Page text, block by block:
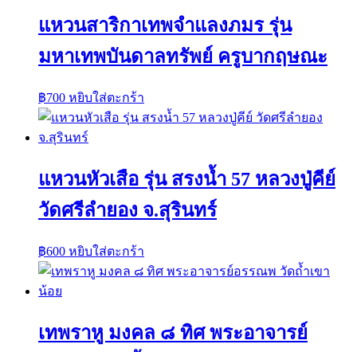
แหวนสาริกาเทพจำแลงภมร รุ่น
มหาเทพบันดาลทรัพย์ ครูบากฤษณะ
฿700 หยิบใส่ตะกร้า
แหวนหัวเสือ รุ่น สรงน้ำ 57 หลวงปู่คีย์
วัดศรีลำยอง จ.สุรินทร์
฿600 หยิบใส่ตะกร้า
เทพราหู มงคล ๘ ทิศ พระอาจารย์